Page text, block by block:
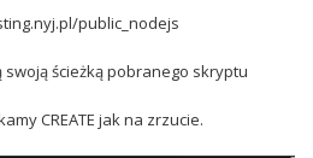
public_nodejs
ścieżką pobranego skryptu
CREATE jak na zrzucie.